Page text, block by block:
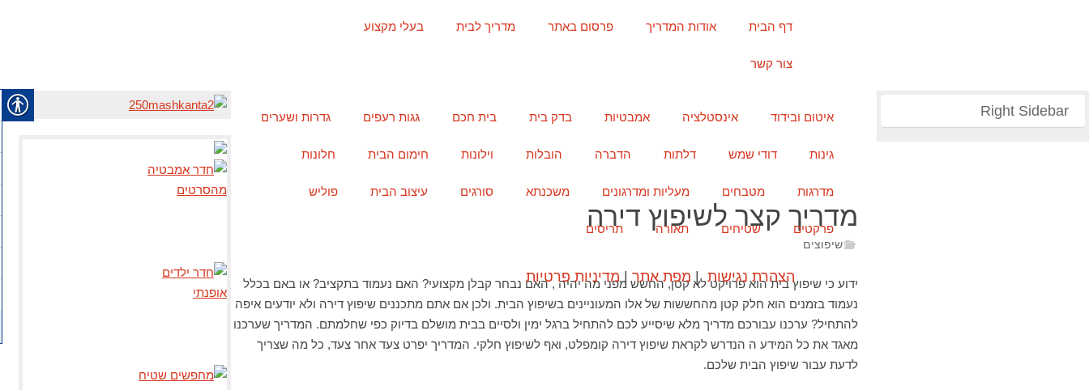
דף הבית אודות המדריך פרסום באתר מדריך לבית בעלי מקצוע
צור קשר
מדריך קצר לשיפוץ דירה
שיפוצים
ידוע כי שיפוץ בית הוא פרויקט לא קטן, החשש מפני מה יהיה , האם נבחר קבלן מקצועי? האם נעמוד בתקציב? או באם בכלל
נעמוד בזמנים הוא חלק קטן מהחששות של אלו המעוניינים בשיפוץ הבית. ולכן אם אתם מתכננים שיפוץ דירה ולא יודעים איפה
להתחיל? ערכנו עבורכם מדריך מלא שיסייע לכם להתחיל ברגל ימין ולסיים בבית מושלם בדיוק כפי שחלמתם. המדריך שערכנו
מאגד את כל המידע ה הנדרש לקראת שיפוץ דירה קומפלט, ואף לשיפוץ חלקי. המדריך יפרט צעד אחר צעד, כל מה שצריך
לדעת עבור שיפוץ הבית שלכם.
Right Sidebar איטום ובידוד אינסטלציה אמבטיות בדק בית בית חכם גגות רעפים גדרות ושערים
גינות דודי שמש דלתות הדברה הובלות וילונות חימום הבית חלונות
מדרגות מטבחים מעליות ומדרגונים משכנתא סורגים עיצוב הבית פוליש
פרקטים שטיחים תאורה תריסים
הצהרת נגישות| מפת אתר| מדיניות פרטיות